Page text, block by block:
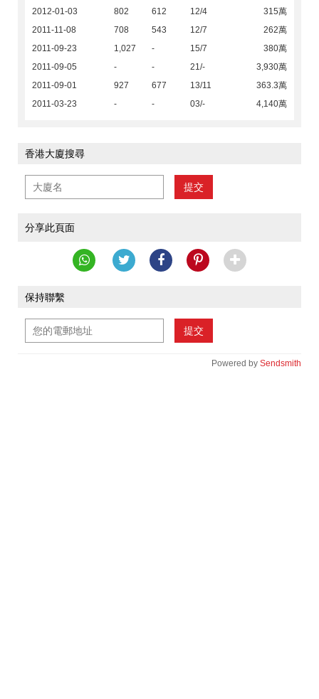
2012-01-03 802 612 12/4
315萬
2011-11-08
708 543 12/7
262萬
2011-09-23
1,027 - 15/7
380萬
2011-09-05
- - 21/-
3,930萬
2011-09-01
927 677 13/11
363.3萬
2011-03-23
- - 03/- 4,140萬
香港大廈搜尋
提交
分享此頁面
保持聯繫
提交
Powered by Sendsmith